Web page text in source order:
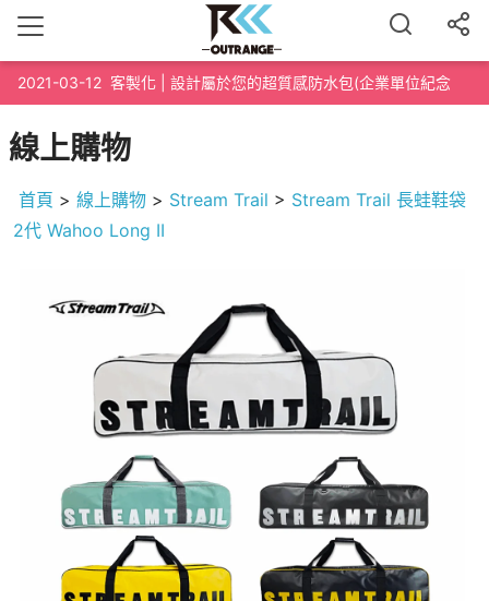
2021-03-12 客製化 | 設計屬於您的超質感防水包(企業單位紀念
線上購物
首頁 > 線上購物 > Stream Trail > Stream Trail 長蛙鞋袋
2代 Wahoo Long II